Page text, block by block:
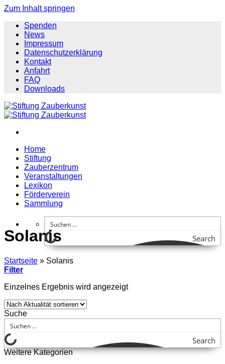
Zum Inhalt springen
Spenden
News
Impressum
Datenschutzerklärung
Kontakt
Anfahrt
FAQ
Downloads
Home
Stiftung
Zauberzentrum
Veranstaltungen
Lexikon
Förderverein
Sammlung
Search
Solanis
Startseite » Solanis
Filter
Einzelnes Ergebnis wird angezeigt
Suche
Search
Weitere Kategorien